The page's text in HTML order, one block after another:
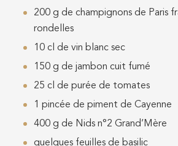
200 g de champignons de Paris
rondelles
10 cl de vin blanc sec
150 g de jambon cuit fumé
25 cl de purée de tomates
1 pincée de piment de Cayenne
400 g de Nids n°2 Grand’Mère
quelques feuilles de basilic